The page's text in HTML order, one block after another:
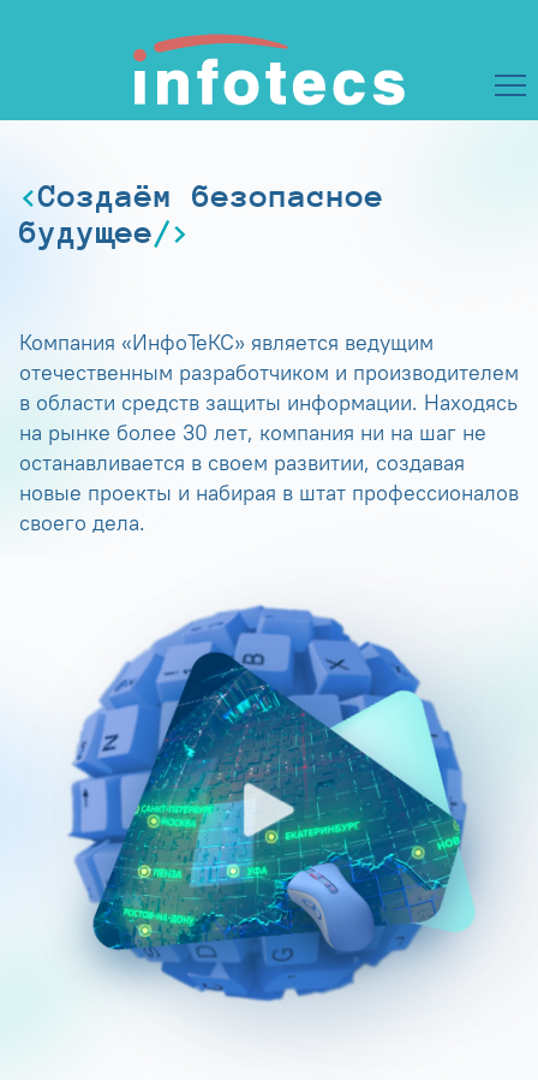
Создаём безопасное
будущее
Компания «ИнфоТеКС» является ведущим
отечественным разработчиком и производителем
в области средств защиты информации. Находясь
на рынке более 30 лет, компания ни на шаг не
останавливается в своем развитии, создавая
новые проекты и набирая в штат профессионалов
своего дела.